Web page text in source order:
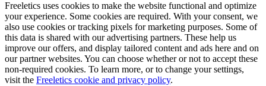
Freeletics uses cookies to make the website functional and optimize
your experience. Some cookies are required. With your consent, we
also use cookies or tracking pixels for marketing purposes. Some of
this data is shared with our advertising partners. These help us
improve our offers, and display tailored content and ads here and on
our partner websites. You can choose whether or not to accept these
non-required cookies. To learn more, or to change your settings,
visit the Freeletics cookie and privacy policy.